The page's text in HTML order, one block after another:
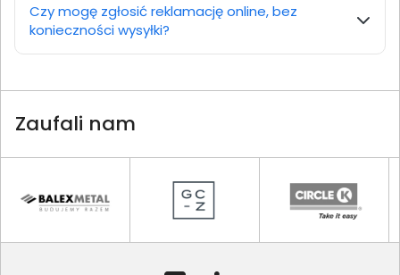
Czy mogę zgłosić reklamację online, bez
konieczności wysyłki?
Zaufali nam